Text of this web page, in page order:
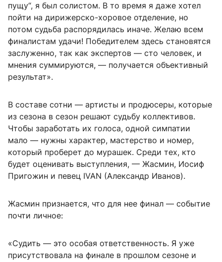
пущу“, я был солистом. В то время я даже хотел
пойти на дирижерско-хоровое отделение, но
потом судьба распорядилась иначе. Желаю всем
финалистам удачи! Победителем здесь становятся
заслуженно, так как экспертов — сто человек, и
мнения суммируются, — получается объективный
результат».
В составе сотни — артисты и продюсеры, которые
из сезона в сезон решают судьбу коллективов.
Чтобы заработать их голоса, одной симпатии
мало — нужны характер, мастерство и номер,
который проберет до мурашек. Среди тех, кто
будет оценивать выступления, — Жасмин, Иосиф
Пригожин и певец IVAN (Александр Иванов).
Жасмин признается, что для нее финал — событие
почти личное:
«Судить — это особая ответственность. Я уже
присутствовала на финале в прошлом сезоне и